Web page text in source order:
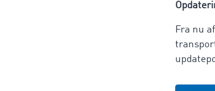
Fra nu